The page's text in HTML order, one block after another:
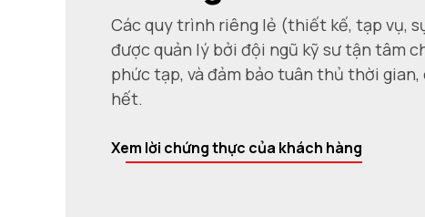
Các quy trình riêng lẻ (thiết kế, tạp vụ,
được quản lý bởi đội ngũ kỹ sư tận tâm
phức tạp, và đảm bảo tuân thủ thời
hết.
Xem lời chứng thực của khách hàng